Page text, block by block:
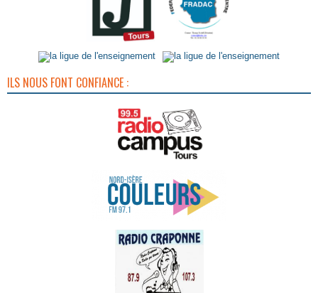
ILS NOUS FONT CONFIANCE :